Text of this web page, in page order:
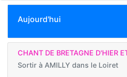
Aujourd'hui
CHANT DE BRETAGNE D'HIER
Sortir à AMILLY dans le Loiret